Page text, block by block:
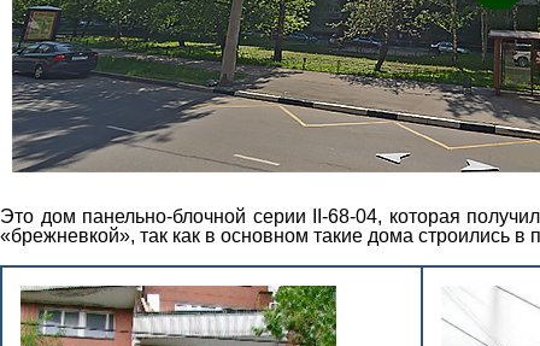
Это дом панельно-блочной серии II-68-04, которая
«брежневкой», так как в основном такие дома строились в